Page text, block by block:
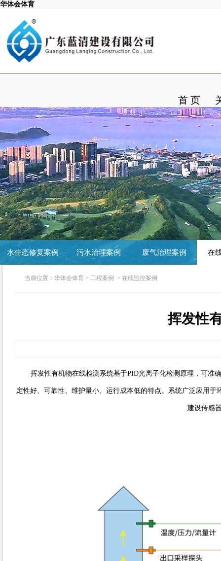
华体会体育
首 页
水生态修复案例 污水治理案例 废气治理案例 在
当前位置： 华体会体育 > 工程案例 > 在线监控案例
挥发性
挥发性有机物在线检测系统基于PID光离子化检测原理，可准确
定性好、可靠性、维护量小、运行成本低的特点。系统广泛应用
建设传感